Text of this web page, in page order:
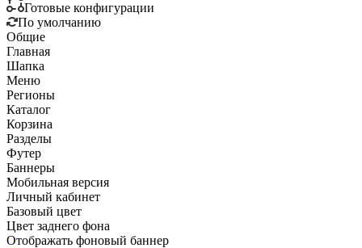
Готовые конфигурации
По умолчанию
Общие
Главная
Шапка
Меню
Регионы
Каталог
Корзина
Разделы
Футер
Баннеры
Мобильная версия
Личный кабинет
Базовый цвет
Цвет заднего фона
Отображать фоновый баннер